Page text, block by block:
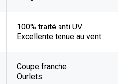
100% traité anti UV
Excellente tenue au vent
Coupe franche
Ourlets